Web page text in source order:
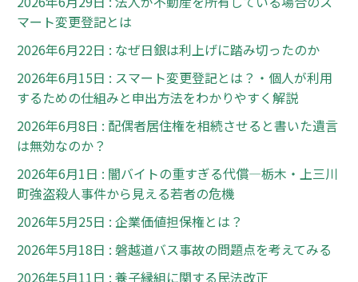
マート変更登記とは
2026年6月22日 : なぜ日銀は利上げに踏み切ったのか
2026年6月15日 : スマート変更登記とは？・個人が利用
するための仕組みと申出方法をわかりやすく解説
2026年6月8日 : 配偶者居住権を相続させると書いた遺言
は無効なのか？
2026年6月1日 : 闇バイトの重すぎる代償―栃木・上三川
町強盗殺人事件から見える若者の危機
2026年5月25日 : 企業価値担保権とは？
2026年5月18日 : 磐越道バス事故の問題点を考えてみる
2026年5月11日 : 養子縁組に関する民法改正